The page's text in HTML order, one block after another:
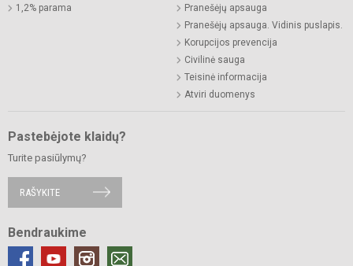
1,2% parama
Pranešėjų apsauga
Pranešėjų apsauga. Vidinis puslapis.
Korupcijos prevencija
Civilinė sauga
Teisinė informacija
Atviri duomenys
Pastebėjote klaidų?
Turite pasiūlymų?
RAŠYKITE
Bendraukime